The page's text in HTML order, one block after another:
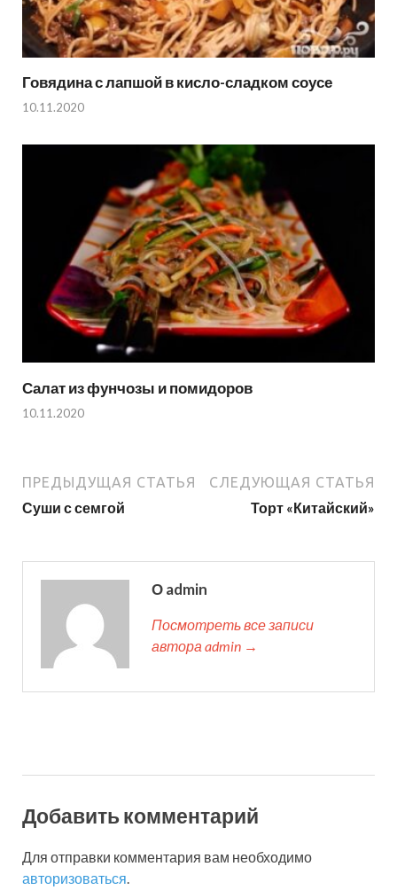
Говядина с лапшой в кисло-сладком соусе
10.11.2020
Салат из фунчозы и помидоров
10.11.2020
ПРЕДЫДУЩАЯ СТАТЬЯ
Суши с семгой
СЛЕДУЮЩАЯ СТАТЬЯ
Торт «Китайский»
О admin
Посмотреть все записи
автора admin →
Добавить комментарий
Для отправки комментария вам необходимо
авторизоваться.